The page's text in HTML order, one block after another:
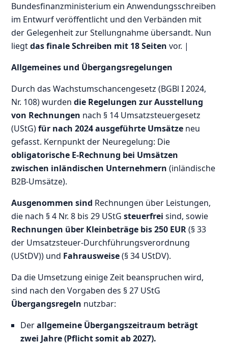
Bundesfinanzministerium ein Anwendungsschreiben
im Entwurf veröffentlicht und den Verbänden mit
der Gelegenheit zur Stellungnahme übersandt. Nun
liegtdas finale Schreiben mit 18 Seiten vor. |
Allgemeines und Übergangsregelungen
Durch das Wachstumschancengesetz (BGBl I 2024,
Nr. 108) wurdendie Regelungen zur Ausstellung
von Rechnungen nach § 14 Umsatzsteuergesetz
(UStG)für nach 2024 ausgeführte Umsätze neu
gefasst. Kernpunkt der Neuregelung: Die
obligatorische E-Rechnung bei Umsätzen
zwischen inländischen Unternehmern(inländische
B2B-Umsätze).
Ausgenommen sind Rechnungen über Leistungen,
die nach § 4 Nr. 8 bis 29 UStGsteuerfrei sind, sowie
Rechnungen über Kleinbeträge bis 250 EUR(§ 33
der Umsatzsteuer-Durchführungsverordnung
(UStDV)) und Fahrausweise(§ 34 UStDV).
Da die Umsetzung einige Zeit beanspruchen wird,
sind nach den Vorgaben des § 27 UStG
Übergangsregeln nutzbar:
Derallgemeine Übergangszeitraum beträgt
zwei Jahre (Pflicht somit ab 2027).